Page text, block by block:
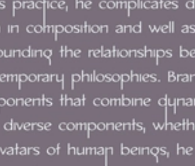
'``'-...__...-'``'--.--**--.--'``'-...__...-